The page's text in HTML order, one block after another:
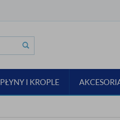
PŁYNY I KROPLE